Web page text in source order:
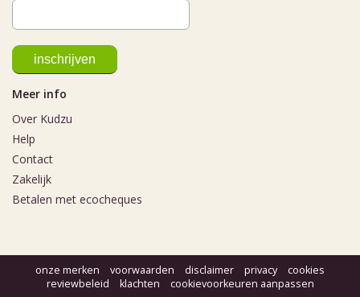
Meer info
Over Kudzu
Help
Contact
Zakelijk
Betalen met ecocheques
onze merken voorwaarden disclaimer privacy
cookies
reviewbeleid
klachten cookievoorkeuren aanpassen